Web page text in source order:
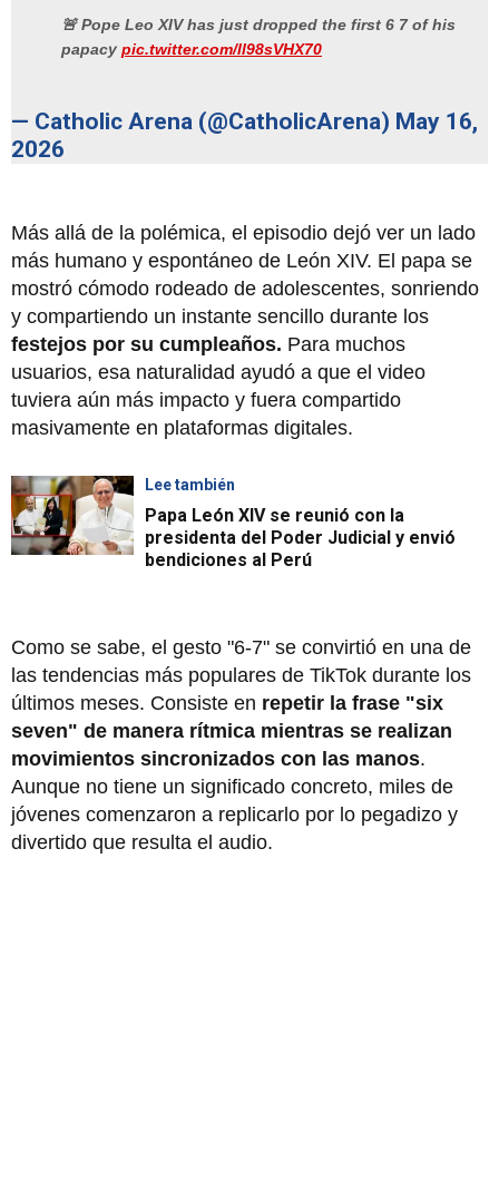
🚨 Pope Leo XIV has just dropped the first 6 7 of his
papacy pic.twitter.com/ll98sVHX70
— Catholic Arena (@CatholicArena) May 16,
2026
Más allá de la polémica, el episodio dejó ver un lado
más humano y espontáneo de León XIV. El papa se
mostró cómodo rodeado de adolescentes, sonriendo
y compartiendo un instante sencillo durante los
festejos por su cumpleaños. Para muchos
usuarios, esa naturalidad ayudó a que el video
tuviera aún más impacto y fuera compartido
masivamente en plataformas digitales.
Lee también
Papa León XIV se reunió con la
presidenta del Poder Judicial y envió
bendiciones al Perú
Como se sabe, el gesto "6-7" se convirtió en una de
las tendencias más populares de TikTok durante los
últimos meses. Consiste en repetir la frase "six
seven" de manera rítmica mientras se realizan
movimientos sincronizados con las manos.
Aunque no tiene un significado concreto, miles de
jóvenes comenzaron a replicarlo por lo pegadizo y
divertido que resulta el audio.